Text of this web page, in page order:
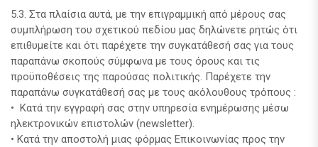
5.3. Στα πλαίσια αυτά, με την επιγραμμική από μέρους σας
συμπλήρωση του σχετικού πεδίου μας δηλώνετε ρητώς ότι
επιθυμείτε και ότι παρέχετε την συγκατάθεσή σας για τους
παραπάνω σκοπούς σύμφωνα με τους όρους και τις
προϋποθέσεις της παρούσας πολιτικής. Παρέχετε την
παραπάνω συγκατάθεσή σας με τους ακόλουθους τρόπους :
• Κατά την εγγραφή σας στην υπηρεσία ενημέρωσης μέσω
ηλεκτρονικών επιστολών (newsletter).
• Κατά την αποστολή μιας φόρμας Επικοινωνίας προς την